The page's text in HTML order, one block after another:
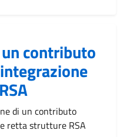
contributo
di un contributo
retta strutture RSA